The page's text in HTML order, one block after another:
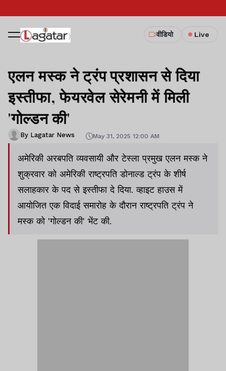
वीडियो Live
एलन मस्क ने ट्रंप प्रशासन से दिया
इस्तीफा, फेयरवेल सेरेमनी में मिली
'गोल्डन की'
By Lagatar News May 31, 2025 12:00 AM
अमेरिकी अरबपति व्यवसायी और टेस्ला प्रमुख एलन मस्क ने
शुक्रवार को अमेरिकी राष्ट्रपति डोनाल्ड ट्रंप के शीर्ष
सलाहकार के पद से इस्तीफा दे दिया. व्हाइट हाउस में
आयोजित एक विदाई समारोह के दौरान राष्ट्रपति ट्रंप ने
मस्क को 'गोल्डन की' भेंट की.